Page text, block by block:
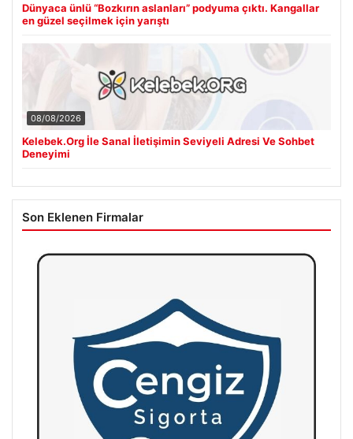
Dünyaca ünlü “Bozkırın aslanları” podyuma çıktı. Kangallar
en güzel seçilmek için yarıştı
08/08/2026
Kelebek.Org İle Sanal İletişimin Seviyeli Adresi Ve Sohbet
Deneyimi
Son Eklenen Firmalar